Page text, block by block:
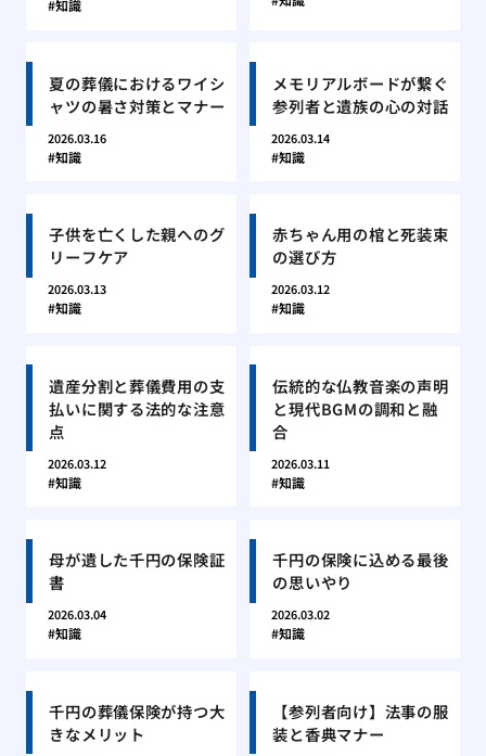
知識
夏の葬儀におけるワイシ
ャツの暑さ対策とマナー
2026.03.16
知識
メモリアルボードが繋ぐ
参列者と遺族の心の対話
2026.03.14
知識
子供を亡くした親へのグ
リーフケア
2026.03.13
知識
赤ちゃん用の棺と死装束
の選び方
2026.03.12
知識
遺産分割と葬儀費用の支
払いに関する法的な注意
点
2026.03.12
知識
伝統的な仏教音楽の声明
と現代BGMの調和と融
合
2026.03.11
知識
母が遺した千円の保険証
書
2026.03.04
知識
千円の保険に込める最後
の思いやり
2026.03.02
知識
千円の葬儀保険が持つ大
きなメリット
【参列者向け】法事の服
装と香典マナー